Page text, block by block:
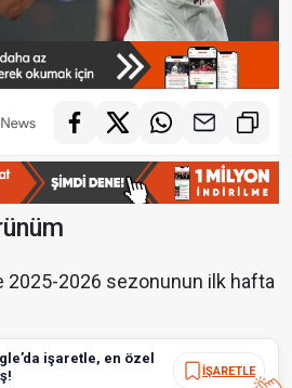
2025-2026 sezonunun ilk hafta
işaretle, en özel
İŞARETLE